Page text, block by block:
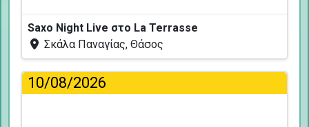
Saxo Night Live στο La Terrasse
Σκάλα Παναγίας, Θάσος
10/08/2026